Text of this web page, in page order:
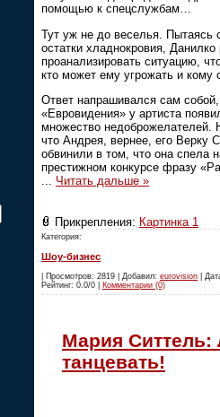
помощью к спецслужбам…
Тут уж не до веселья. Пытаясь
остатки хладнокровия,
проанализировать ситуацию,
кто может ему угрожать и кому
Ответ напрашивался сам
«Евровидения» у артиста
множество недоброжелателей.
что Андрея, вернее, его Верку
обвинили в том, что она спела
престижном конкурсе фразу
Читать дальше »
Прикрепления: Картинка 1
Категория:
Шоу-бизнес
| Просмотров: 2819 | Добавил: eurovision |
Рейтинг: 0.0/0 | Комментарии (0)
Мария
танцевать!